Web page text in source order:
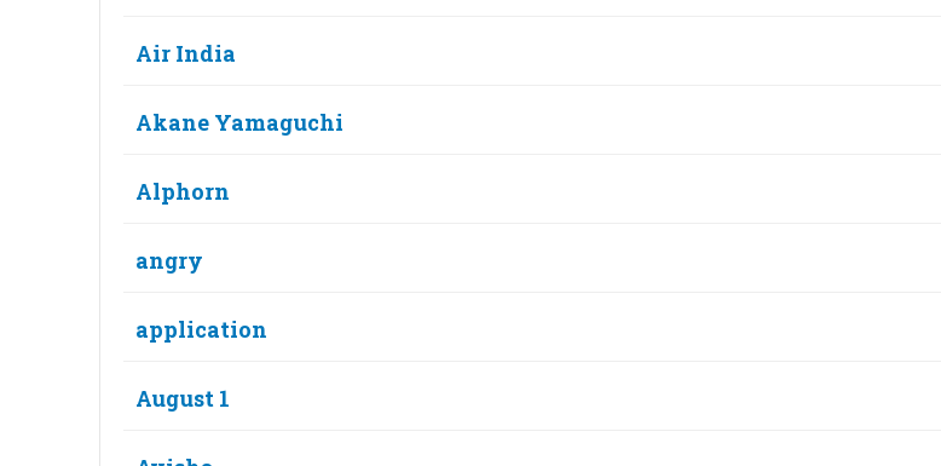
Air India
Akane Yamaguchi
Alphorn
angry
application
August 1